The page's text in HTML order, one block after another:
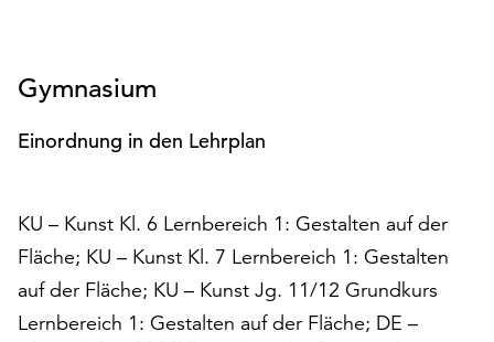
Gymnasium
Einordnung in den Lehrplan
KU – Kunst Kl. 6 Lernbereich 1: Gestalten auf der
Fläche; KU – Kunst Kl. 7 Lernbereich 1: Gestalten
auf der Fläche; KU – Kunst Jg. 11/12 Grundkurs
Lernbereich 1: Gestalten auf der Fläche; DE –